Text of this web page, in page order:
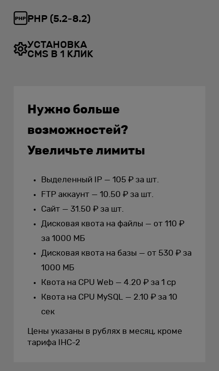
PHP (5.2-8.2)
УСТАНОВКА
СMS В 1 КЛИК
Нужно больше
возможностей?
Увеличьте лимиты
Выделенный IP — 105 ₽ за шт.
FTP аккаунт — 10.50 ₽ за шт.
Сайт — 31.50 ₽ за шт.
Дисковая квота на файлы — от 110 ₽
за 1000 МБ
Дисковая квота на базы — от 530 ₽ за
1000 МБ
Квота на CPU Web — 4.20 ₽ за 1 cp
Квота на CPU MySQL — 2.10 ₽ за 10
сек
Цены указаны в рублях в месяц, кроме
тарифа IHC-2